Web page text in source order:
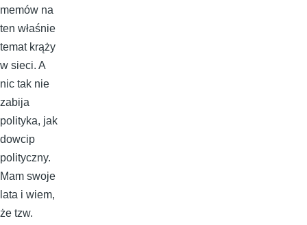
memów na
ten właśnie
temat krąży
w sieci. A
nic tak nie
zabija
polityka, jak
dowcip
polityczny.
Mam swoje
lata i wiem,
że tzw.